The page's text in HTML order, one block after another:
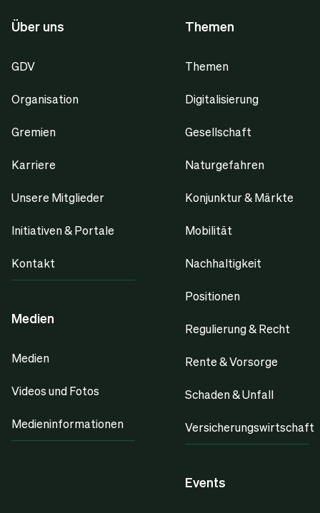
Über uns
GDV
Organisation
Gremien
Karriere
Unsere Mitglieder
Initiativen & Portale
Kontakt
Medien
Medien
Videos und Fotos
Medieninformationen
Themen
Themen
Digitalisierung
Gesellschaft
Naturgefahren
Konjunktur & Märkte
Mobilität
Nachhaltigkeit
Positionen
Regulierung & Recht
Rente & Vorsorge
Schaden & Unfall
Versicherungswirtschaft
Events